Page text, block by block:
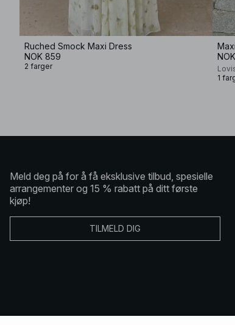
Ruched Smock Maxi Dress
NOK 859
2 farger
1
Meld deg på for å få eksklusive tilbud, spesielle
arrangementer og 15 % rabatt på ditt første
kjøp!
TILMELD DIG